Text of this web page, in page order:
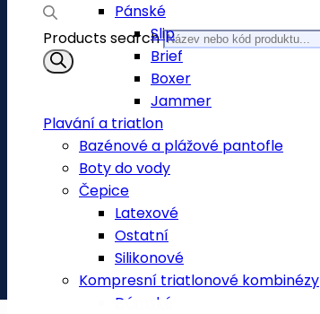
Products search
Pánské
Slip
Brief
Boxer
Jammer
Plavání a triatlon
Bazénové a plážové pantofle
Boty do vody
Čepice
Latexové
Ostatní
Silikonové
Kompresní triatlonové kombinézy
Dámské